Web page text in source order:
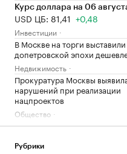
Курс доллара на 06
USD ЦБ: 81,41 +0,48
Инвестиции
В Москве на торги
допетровской эпохи
Недвижимость
Прокуратура Москвы
нарушений при реализации
нацпроектов
Общество
Рубрики